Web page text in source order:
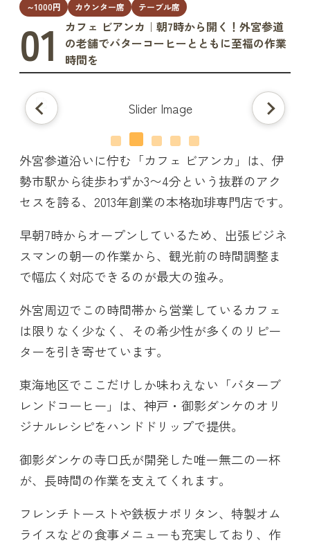
～1000円 カウンター席 テーブル席
01
カフェ ビアンカ｜朝7時から開く！外宮参道
の老舗でバターコーヒーとともに至福の作業
時間を
外宮参道沿いに佇む「カフェ ビアンカ」は、伊
勢市駅から徒歩わずか3〜4分という抜群のアク
セスを誇る、2013年創業の本格珈琲専門店です。
早朝7時からオープンしているため、出張ビジネ
スマンの朝一の作業から、観光前の時間調整ま
で幅広く対応できるのが最大の強み。
外宮周辺でこの時間帯から営業しているカフェ
は限りなく少なく、その希少性が多くのリピー
ターを引き寄せています。
東海地区でここだけしか味わえない「バターブ
レンドコーヒー」は、神戸・御影ダンケのオリ
ジナルレシピをハンドドリップで提供。
御影ダンケの寺口氏が開発した唯一無二の一杯
が、長時間の作業を支えてくれます。
フレンチトーストや鉄板ナポリタン、特製オム
ライスなどの食事メニューも充実しており、作